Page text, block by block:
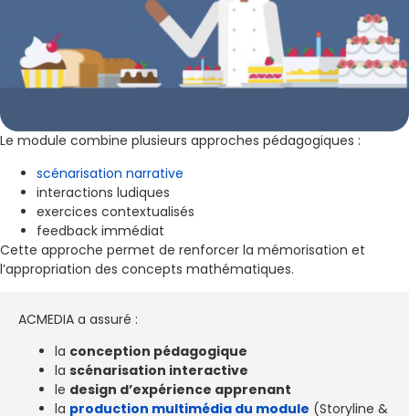
Le module combine plusieurs approches pédagogiques :
scénarisation narrative
interactions ludiques
exercices contextualisés
feedback immédiat
Cette approche permet de renforcer la mémorisation et
l’appropriation des concepts mathématiques.
ACMEDIA a assuré :
la conception pédagogique
la scénarisation interactive
le design d’expérience apprenant
la production multimédia du module (Storyline &